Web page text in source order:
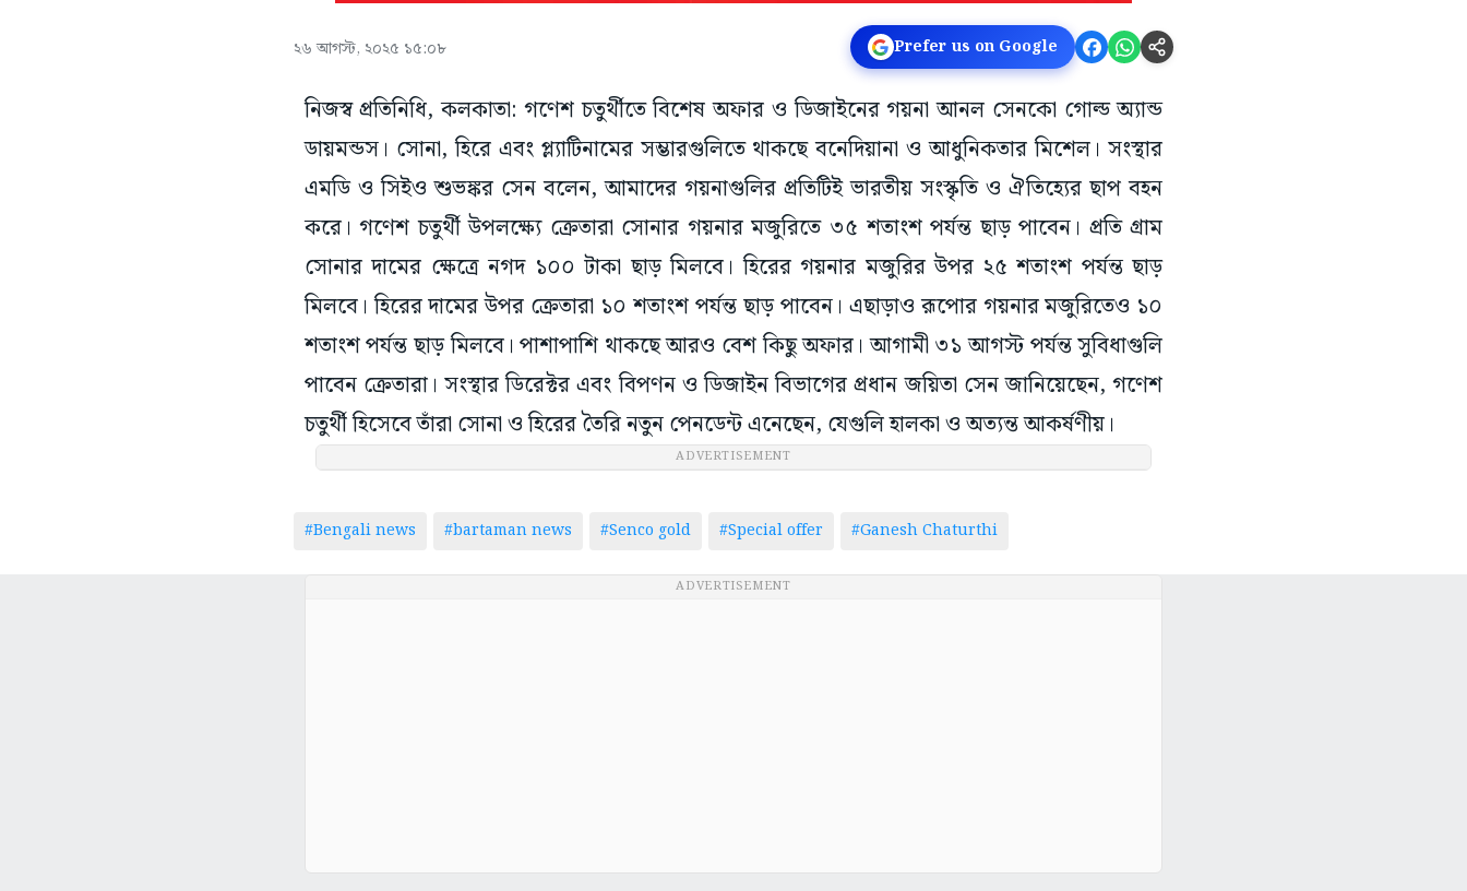
২৬ আগস্ট, ২০২৫ ১৫:০৮ Prefer us on Google
নিজস্ব প্রতিনিধি, কলকাতা: গণেশ চতুর্থীতে বিশেষ অফার ও ডিজাইনের গয়না আনল সেনকো গোল্ড অ্যান্ড
ডায়মন্ডস। সোনা, হিরে এবং প্ল্যাটিনামের সম্ভারগুলিতে থাকছে বনেদিয়ানা ও আধুনিকতার মিশেল। সংস্থার
এমডি ও সিইও শুভঙ্কর সেন বলেন, আমাদের গয়নাগুলির প্রতিটিই ভারতীয় সংস্কৃতি ও ঐতিহ্যের ছাপ বহন
করে। গণেশ চতুর্থী উপলক্ষ্যে ক্রেতারা সোনার গয়নার মজুরিতে ৩৫ শতাংশ পর্যন্ত ছাড় পাবেন। প্রতি গ্রাম
সোনার দামের ক্ষেত্রে নগদ ১০০ টাকা ছাড় মিলবে। হিরের গয়নার মজুরির উপর ২৫ শতাংশ পর্যন্ত ছাড়
মিলবে। হিরের দামের উপর ক্রেতারা ১০ শতাংশ পর্যন্ত ছাড় পাবেন। এছাড়াও রূপোর গয়নার মজুরিতেও ১০
শতাংশ পর্যন্ত ছাড় মিলবে। পাশাপাশি থাকছে আরও বেশ কিছু অফার। আগামী ৩১ আগস্ট পর্যন্ত সুবিধাগুলি
পাবেন ক্রেতারা। সংস্থার ডিরেক্টর এবং বিপণন ও ডিজাইন বিভাগের প্রধান জয়িতা সেন জানিয়েছেন, গণেশ
চতুর্থী হিসেবে তাঁরা সোনা ও হিরের তৈরি নতুন পেনডেন্ট এনেছেন, যেগুলি হালকা ও অত্যন্ত আকর্ষণীয়।
ADVERTISEMENT
#Bengali news #bartaman news #Senco gold #Special offer #Ganesh Chaturthi
ADVERTISEMENT